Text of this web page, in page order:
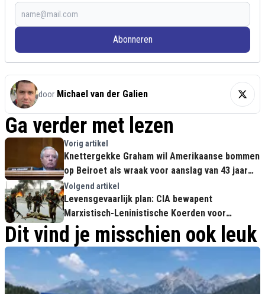
Abonneren
door Michael van der Galien
Ga verder met lezen
Vorig artikel
Knettergekke Graham wil Amerikaanse bommen
op Beiroet als wraak voor aanslag van 43 jaar
geleden
Volgend artikel
Levensgevaarlijk plan: CIA bewapent
Marxistisch-Leninistische Koerden voor
burgeroorlog in Iran, Turkije rechtstreeks in het
vizier
Dit vind je misschien ook leuk